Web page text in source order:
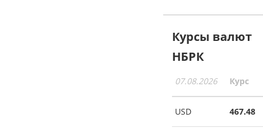
Курсы валют
НБРК
07.08.2026 Курс
USD 467.48